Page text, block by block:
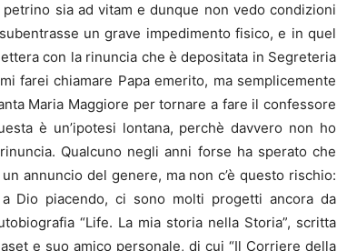
petrino sia ad vitam e dunque non vedo condizioni
un grave impedimento fisico, e in quel
con la rinuncia che è depositata in Segreteria
farei chiamare Papa emerito, ma semplicemente
Maria Maggiore per tornare a fare il confessore
è un’ipotesi lontana, perchè davvero non ho
Qualcuno negli anni forse ha sperato che
annuncio del genere, ma non c’è questo rischio:
Dio piacendo, ci sono molti progetti ancora da
“Life. La mia storia nella Storia”, scritta
e suo amico personale, di cui “Il Corriere della